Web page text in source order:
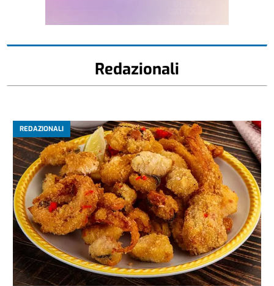
Redazionali
REDAZIONALI